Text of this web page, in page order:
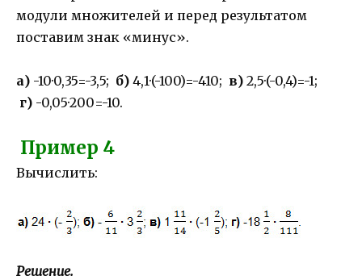
модули множителей и перед результатом
поставим знак «минус».
а) -10·0,35=-3,5; б) 4,1·(-100)=-410; в) 2,5·(-0,4)=-1;
г) -0,05·200=-10.
Пример 4
Вычислить:
Решение.